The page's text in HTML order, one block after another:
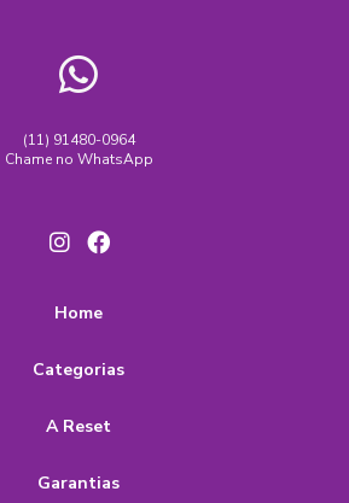
(11) 91480-0964
Chame no WhatsApp
Home
Categorias
A Reset
Garantias